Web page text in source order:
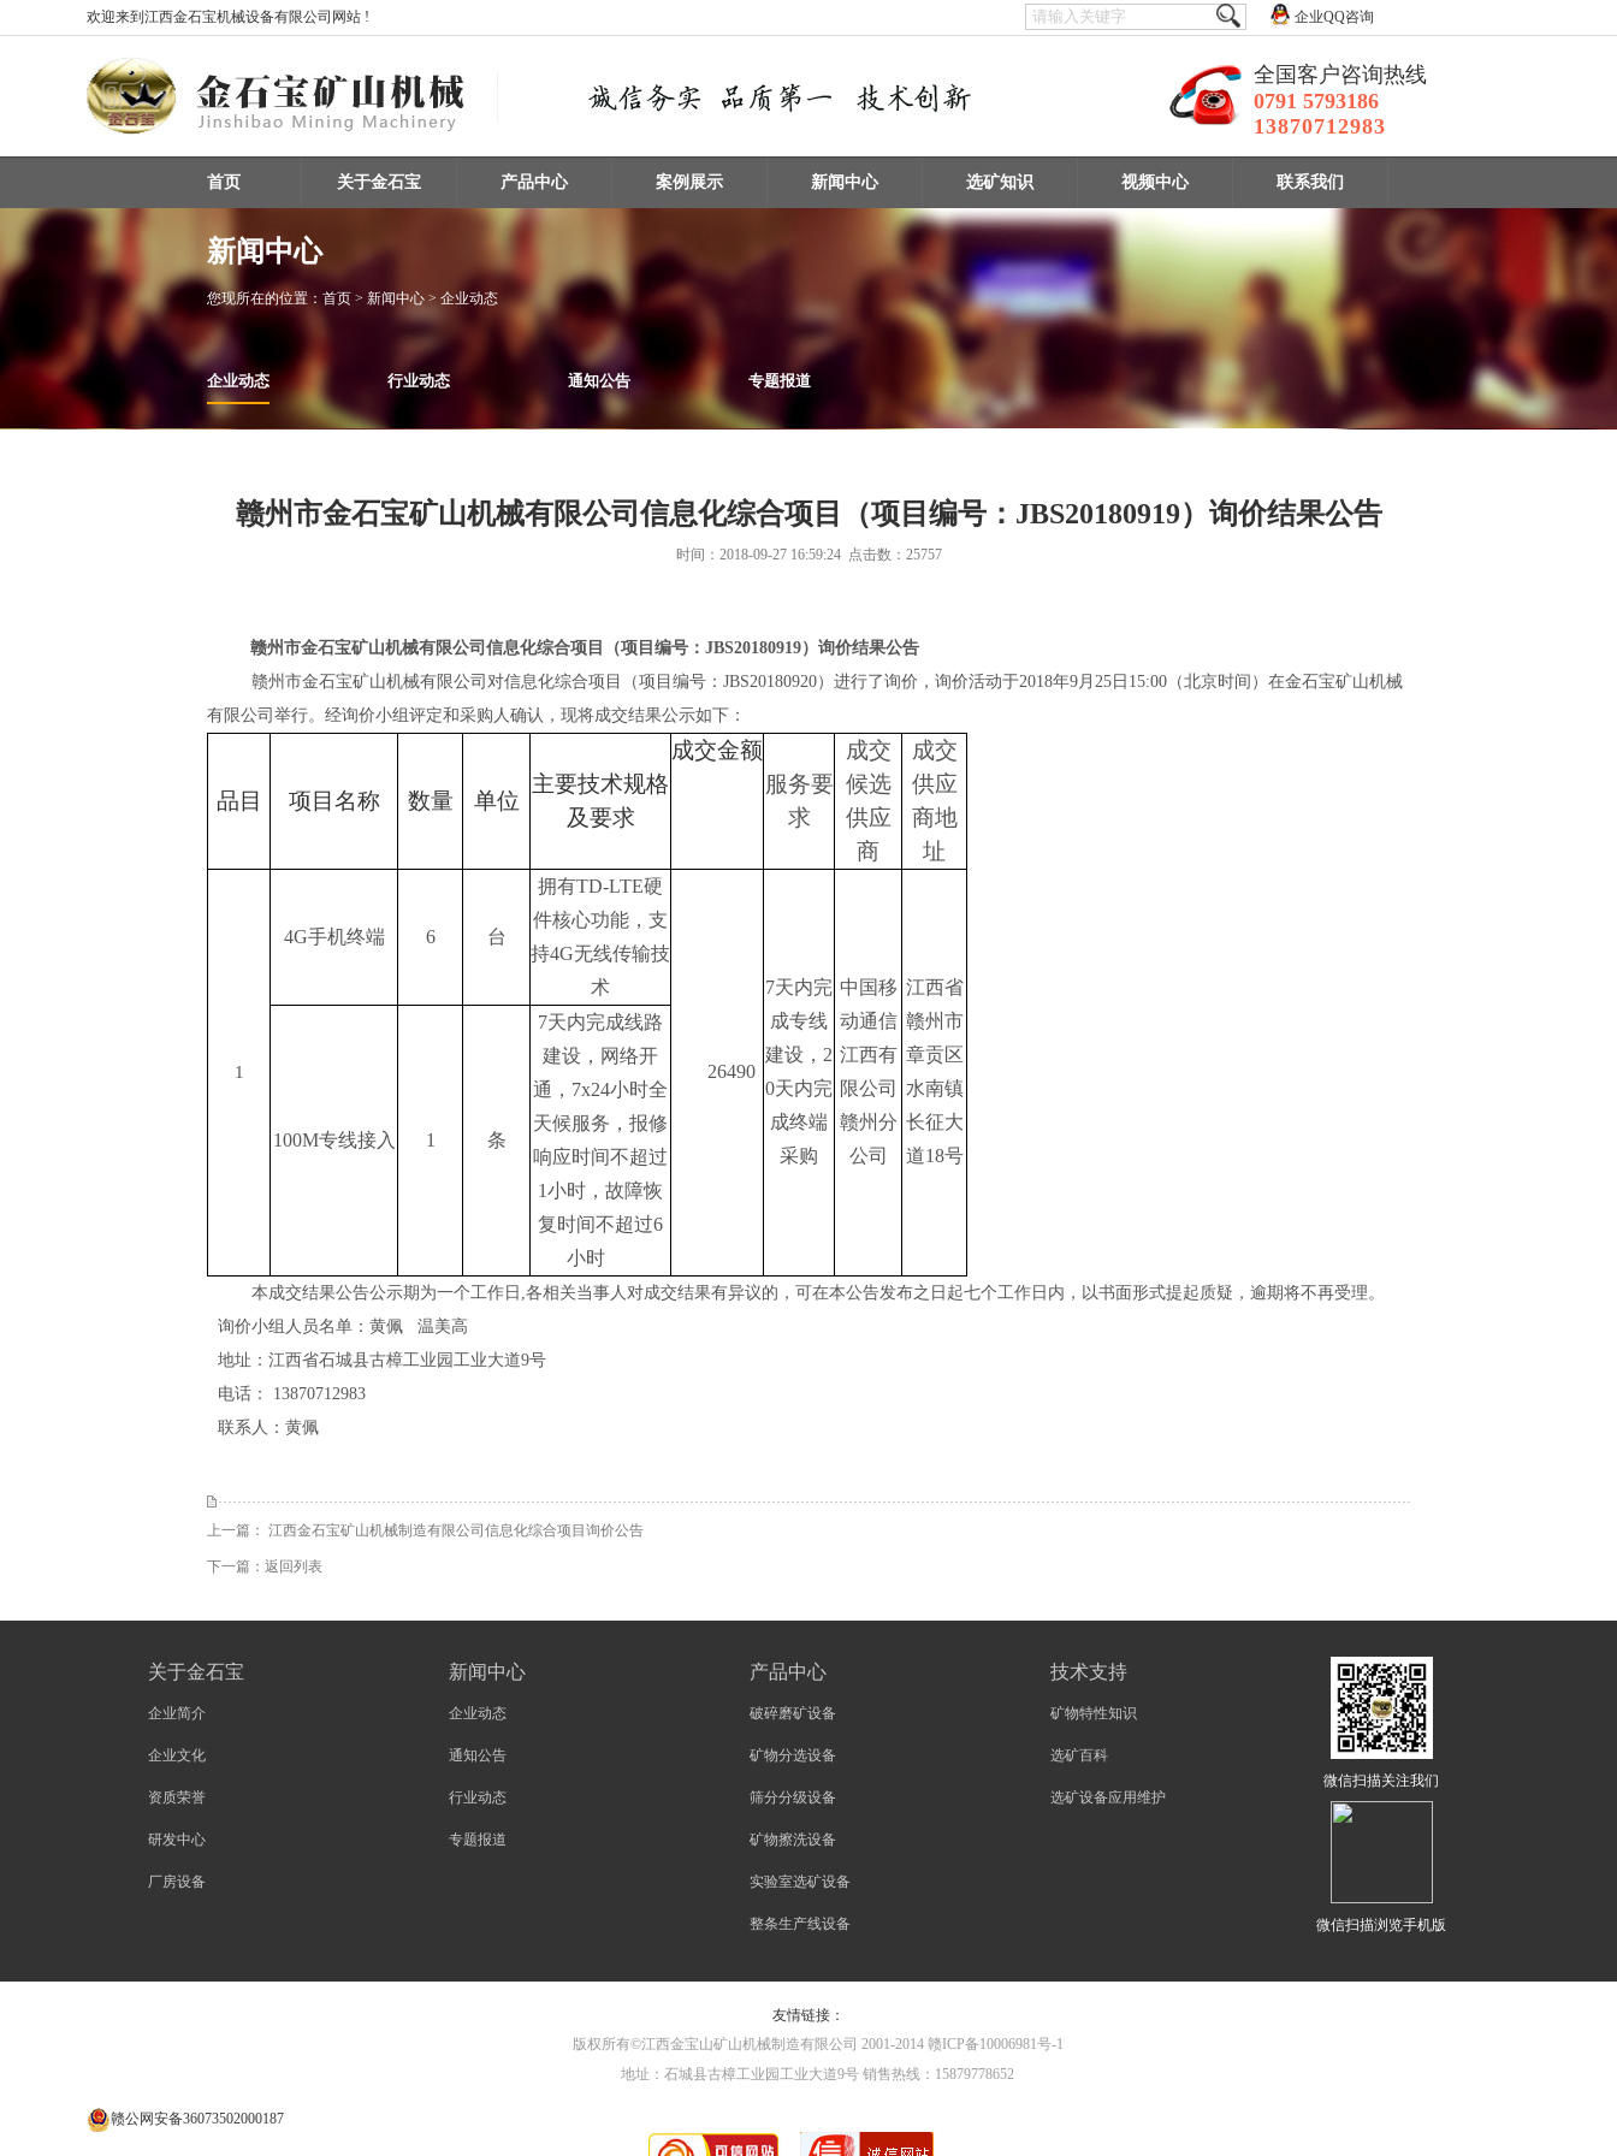
欢迎来到江西金石宝机械设备有限公司网站 ! 企业QQ咨询
全国客户咨询热线
0791 5793186
13870712983
首页 关于金石宝 产品中心 案例展示 新闻中心 选矿知识 视频中心 联系我们
新闻中心
您现所在的位置： 首页 > 新闻中心 > 企业动态
企业动态 行业动态 通知公告 专题报道
赣州市金石宝矿山机械有限公司信息化综合项目（项目编号：JBS20180919）询价结果公告
时间：2018-09-27 16:59:24 点击数：25757
赣州市金石宝矿山机械有限公司信息化综合项目（项目编号： JBS20180919）询价结果公告
赣州市金石宝矿山机械有限公司对信息化综合项目（项目编号：JBS20180920）进行了询价，询价活动于2018年9月25 日 15:00（北京时间）在金石宝矿山机械
有限公司举行。经询价小组评定和采购人确认，现将成交结果公示如下：
品目 项目名称 数量 单位
主要技术规格
及要求
成交金额
服务要
求
成交
候选
供应
商
成交
供应
商地
址
1
4G手机终端 6 台
拥有TD-LTE硬
件核心功能，支
持4G无线传输技
术
26490
7天内完
成专线
建设，2
0天内完
成终端
采购
中国移
动通信
江西有
限公司
赣州分
公司
江西省
赣州市
章贡区
水南镇
长征大
道18号
100M专线接入 1 条
7天内完成线路
建设，网络开
通，7x24小时全
天候服务，报修
响应时间不超过
1小时，故障恢
复时间不超过6
小时
本成交结果公告公示期为一个工作日 ,各相关当事人对成交结果有异议的，可在本公告发布之日起七个工作日内，以书面形式提起质疑，逾期将不再受理。
询价小组人员名单：黄佩 温美高
地址：江西省石城县古樟工业园工业大道9号
电话：
13870712983
联系人：黄佩
上一篇： 江西金石宝矿山机械制造有限公司信息化综合项目询价公告
下一篇： 返回列表
关于金石宝
企业简介
企业文化
资质荣誉
研发中心
厂房设备
新闻中心
企业动态
通知公告
行业动态
专题报道
产品中心
破碎磨矿设备
矿物分选设备
筛分分级设备
矿物擦洗设备
实验室选矿设备
整条生产线设备
技术支持
矿物特性知识
选矿百科
选矿设备应用维护
微信扫描关注我们
微信扫描浏览手机版
友情链接：
版权所有©江西金宝山矿山机械制造有限公司 2001-2014 赣ICP备10006981号-1
地址：石城县古樟工业园工业大道9号 销售热线：15879778652
赣公网安备36073502000187